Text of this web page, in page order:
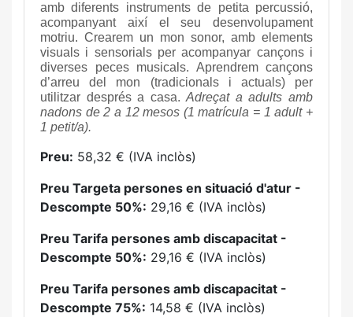
amb diferents instruments de petita percussió,
acompanyant així el seu desenvolupament
motriu. Crearem un mon sonor, amb elements
visuals i sensorials per acompanyar cançons i
diverses peces musicals. Aprendrem cançons
d’arreu del mon (tradicionals i actuals) per
utilitzar després a casa.Adreçat a adults amb
nadons de 2 a 12 mesos (1 matrícula = 1 adult +
1 petit/a).
Preu: 58,32 € (IVA inclòs)
Preu Targeta persones en situació d'atur -
Descompte 50%: 29,16 € (IVA inclòs)
Preu Tarifa persones amb discapacitat -
Descompte 50%: 29,16 € (IVA inclòs)
Preu Tarifa persones amb discapacitat -
Descompte 75%: 14,58 € (IVA inclòs)